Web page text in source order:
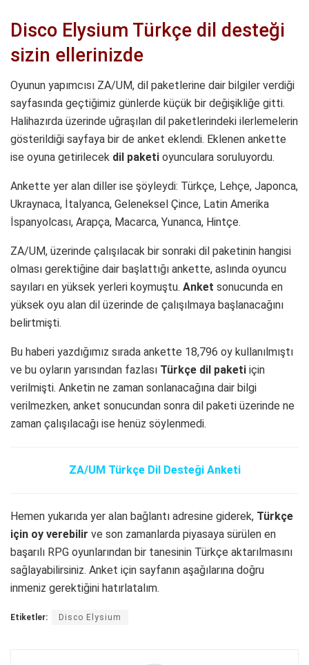
Disco Elysium Türkçe dil desteği
sizin ellerinizde
Oyunun yapımcısı ZA/UM, dil paketlerine dair bilgiler verdiği
sayfasında geçtiğimiz günlerde küçük bir değişikliğe gitti.
Halihazırda üzerinde uğraşılan dil paketlerindeki ilerlemelerin
gösterildiği sayfaya bir de anket eklendi. Eklenen ankette
ise oyuna getirilecek dil paketi oyunculara soruluyordu.
Ankette yer alan diller ise şöyleydi: Türkçe, Lehçe, Japonca,
Ukraynaca, İtalyanca, Geleneksel Çince, Latin Amerika
İspanyolcası, Arapça, Macarca, Yunanca, Hintçe.
ZA/UM, üzerinde çalışılacak bir sonraki dil paketinin hangisi
olması gerektiğine dair başlattığı ankette, aslında oyuncu
sayıları en yüksek yerleri koymuştu. Anket sonucunda en
yüksek oyu alan dil üzerinde de çalışılmaya başlanacağını
belirtmişti.
Bu haberi yazdığımız sırada ankette 18,796 oy kullanılmıştı
ve bu oyların yarısından fazlası Türkçe dil paketi için
verilmişti. Anketin ne zaman sonlanacağına dair bilgi
verilmezken, anket sonucundan sonra dil paketi üzerinde ne
zaman çalışılacağı ise henüz söylenmedi.
ZA/UM Türkçe Dil Desteği Anketi
Hemen yukarıda yer alan bağlantı adresine giderek, Türkçe
için oy verebilir ve son zamanlarda piyasaya sürülen en
başarılı RPG oyunlarından bir tanesinin Türkçe aktarılmasını
sağlayabilirsiniz. Anket için sayfanın aşağılarına doğru
inmeniz gerektiğini hatırlatalım.
Etiketler: Disco Elysium